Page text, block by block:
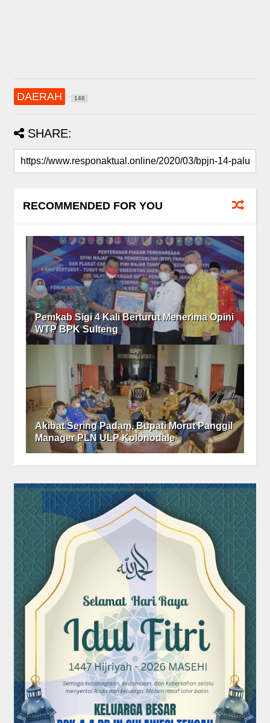
DAERAH 146
SHARE:
RECOMMENDED FOR YOU
Pemkab Sigi 4 Kali Berturut Menerima Opini
WTP BPK Sulteng
Akibat Sering Padam, Bupati Morut Panggil
Manager PLN ULP Kolonodale